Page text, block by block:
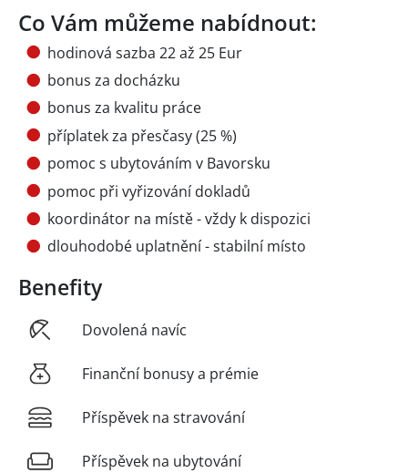
Co Vám můžeme nabídnout:
hodinová sazba 22 až 25 Eur
bonus za docházku
bonus za kvalitu práce
příplatek za přesčasy (25 %)
pomoc s ubytováním v Bavorsku
pomoc při vyřizování dokladů
koordinátor na místě - vždy k dispozici
dlouhodobé uplatnění - stabilní místo
Benefity
Dovolená navíc
Finanční bonusy a prémie
Příspěvek na stravování
Příspěvek na ubytování